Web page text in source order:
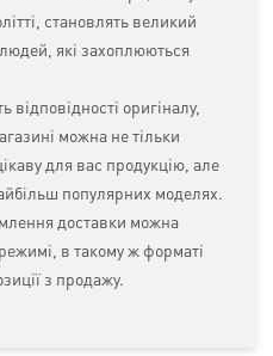
становлять великий
людей, які захоплюються
відповідності оригіналу,
можна не тільки
для вас продукцію, але
популярних моделях.
доставки можна
в такому ж форматі
з продажу.